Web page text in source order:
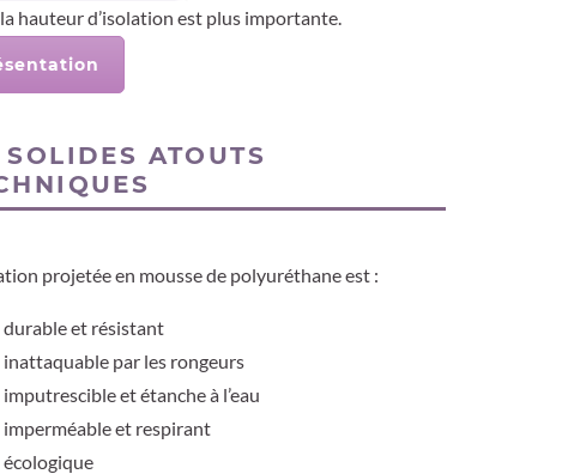
hauteur d’isolation est plus importante.
SOLIDES ATOUTS
projetée en mousse de polyuréthane est :
durable et résistant
inattaquable par les rongeurs
imputrescible et étanche à l’eau
imperméable et respirant
écologique